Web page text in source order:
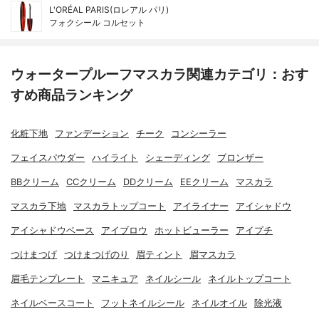
L'ORÉAL PARIS(ロレアル パリ)
フォクシール コルセット
ウォータープルーフマスカラ関連カテゴリ：おす
すめ商品ランキング
化粧下地 ファンデーション チーク コンシーラー
フェイスパウダー ハイライト シェーディング ブロンザー
BBクリーム CCクリーム DDクリーム EEクリーム マスカラ
マスカラ下地 マスカラトップコート アイライナー アイシャドウ
アイシャドウベース アイブロウ ホットビューラー アイプチ
つけまつげ つけまつげのり 眉ティント 眉マスカラ
眉毛テンプレート マニキュア ネイルシール ネイルトップコート
ネイルベースコート フットネイルシール ネイルオイル 除光液